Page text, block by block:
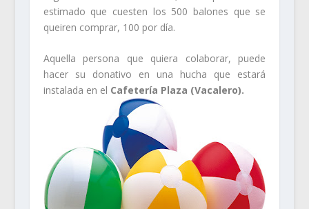
estimado que cuesten los 500 balones que se
queiren comprar, 100 por día.
Aquella persona que quiera colaborar, puede
hacer su donativo en una hucha que estará
instalada en el Cafetería Plaza (Vacalero).